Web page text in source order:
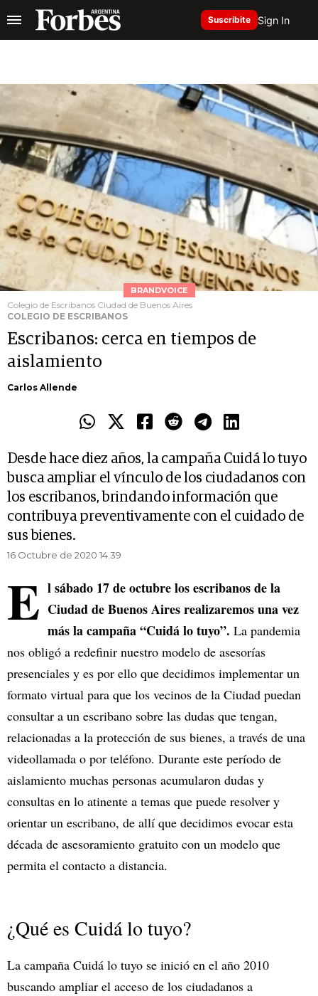
Suscribite Sign In
BRANDVOICE
Colegio de Escribanos Ciudad de Buenos Aires
COLEGIO DE ESCRIBANOS
Escribanos: cerca en tiempos de
aislamiento
Carlos Allende
Desde hace diez años, la campaña Cuidá lo tuyo
busca ampliar el vínculo de los ciudadanos con
los escribanos, brindando información que
contribuya preventivamente con el cuidado de
sus bienes.
16 Octubre de 2020 14.39
E l sábado 17 de octubre los escribanos de la
Ciudad de Buenos Aires realizaremos una vez
más la campaña “Cuidá lo tuyo”. La pandemia
nos obligó a redefinir nuestro modelo de asesorías
presenciales y es por ello que decidimos implementar un
formato virtual para que los vecinos de la Ciudad puedan
consultar a un escribano sobre las dudas que tengan,
relacionadas a la protección de sus bienes, a través de una
videollamada o por teléfono. Durante este período de
aislamiento muchas personas acumularon dudas y
consultas en lo atinente a temas que puede resolver y
orientar un escribano, de allí que decidimos evocar esta
década de asesoramiento gratuito con un modelo que
permita el contacto a distancia.
¿Qué es Cuidá lo tuyo?
La campaña Cuidá lo tuyo se inició en el año 2010
buscando ampliar el acceso de los ciudadanos a